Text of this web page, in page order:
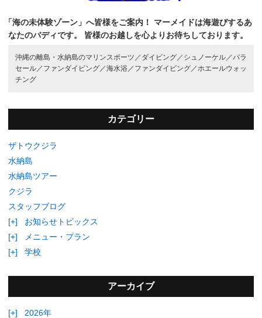
「海の未体験ゾーン」へ皆様をご案内！
マーメイドは海遊びするあ
なたのバディです。
皆様のお越しを心よりお待ちしております。
沖縄の離島・水納島のマリンスポーツ／ ダイビング／ シュノーケル／パラ
セール／ ファンダイビング／海水浴／ ファンダイビング／ホエールウォッ
チング
カテゴリー
ザトウクジラ
水納島
水納島ツアー
クジラ
スタッフブログ
[+]
お知らせトピックス
[+]
メニュー・プラン
[+]
学校
アーカイブ
[+]
2026年